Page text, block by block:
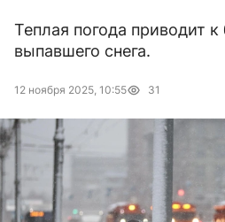
Теплая погода приводит
выпавшего снега.
12 ноября 2025, 10:55 31